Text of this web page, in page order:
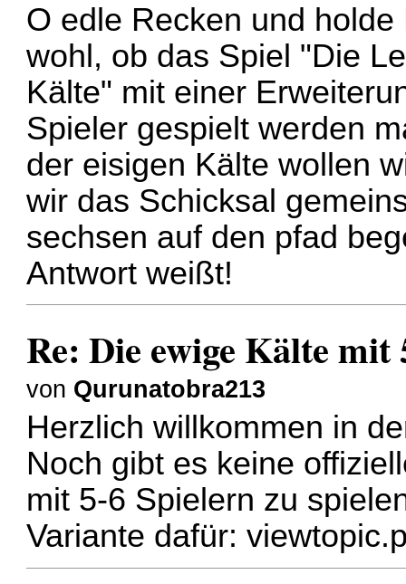
O edle Recken und
wohl, ob das Spiel "Die
Kälte" mit einer
Spieler gespielt werden
der eisigen Kälte wollen
wir das Schicksal
sechsen auf den pfad
Antwort weißt!
Re: Die ewige Kälte mit
von Qurunatobra213
Herzlich willkommen in
Noch gibt es keine
mit 5-6 Spielern zu
Variante dafür: